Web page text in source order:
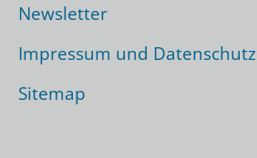
Newsletter
Impressum und Datenschutz
Sitemap